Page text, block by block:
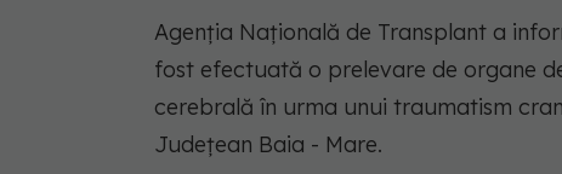
Agenția Națională de Transplant a
fost efectuată o prelevare de organe
cerebrală în urma unui traumatism
Județean Baia - Mare.